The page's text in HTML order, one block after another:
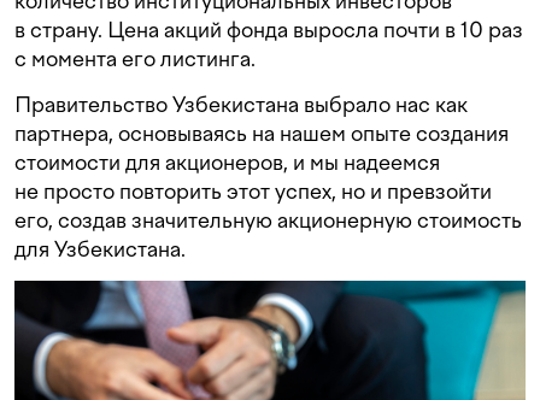
в страну. Цена акций фонда выросла почти в 10 раз
с момента его листинга.
Правительство Узбекистана выбрало нас как
партнера, основываясь на нашем опыте создания
стоимости для акционеров, и мы надеемся
не просто повторить этот успех, но и превзойти
его, создав значительную акционерную стоимость
для Узбекистана.